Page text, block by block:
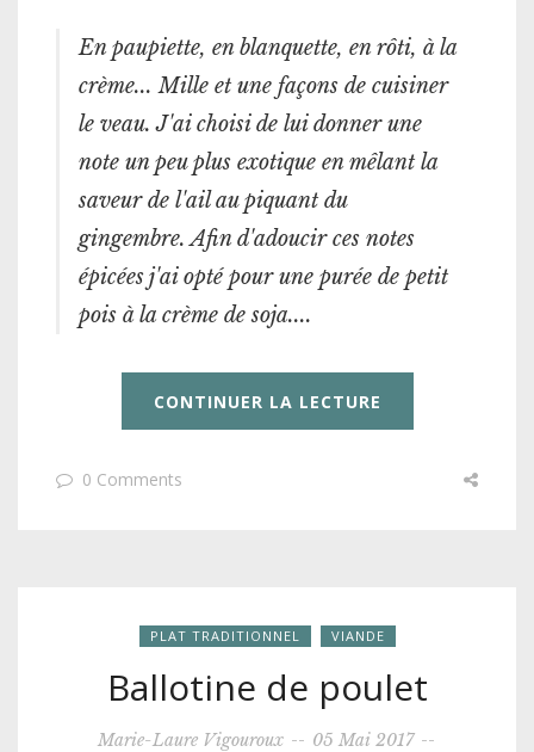
En paupiette, en blanquette, en rôti, à la
crème... Mille et une façons de cuisiner
le veau. J'ai choisi de lui donner une
note un peu plus exotique en mêlant la
saveur de l'ail au piquant du
gingembre. Afin d'adoucir ces notes
épicées j'ai opté pour une purée de petit
pois à la crème de soja....
CONTINUER LA LECTURE
0 Comments
PLAT TRADITIONNEL VIANDE
Ballotine de poulet
Marie-Laure Vigouroux -- 05 Mai 2017 --